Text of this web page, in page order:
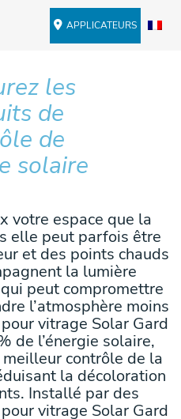
APPLICATEURS
les
de
de
solaire
votre espace que la
elle peut parfois être
et des points chauds
la lumière
peut compromettre
l’atmosphère moins
vitrage Solar Gard
de l’énergie solaire,
contrôle de la
la décoloration
Installé par des
vitrage Solar Gard